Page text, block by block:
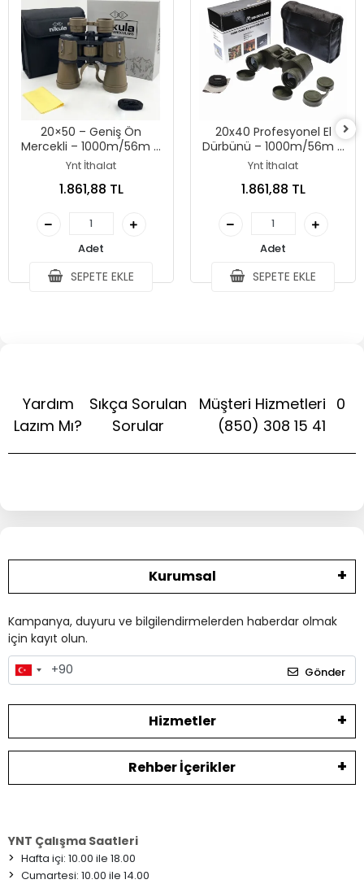
20×50 – Geniş Ön
Mercekli – 1000m/56m El
Dürbünü – Çöl Rengi
Ynt İthalat
1.861,88 TL
Adet
SEPETE EKLE
20x40 Profesyonel El
Dürbünü – 1000m/56m –
Yeşil
Ynt İthalat
1.861,88 TL
Adet
SEPETE EKLE
Yardım
Lazım Mı?
Sıkça Sorulan
Sorular
Müşteri Hizmetleri 0
(850) 308 15 41
Kurumsal
Kampanya, duyuru ve bilgilendirmelerden haberdar olmak
için kayıt olun.
Gönder
Hizmetler
Rehber İçerikler
YNT Çalışma Saatleri
> Hafta içi: 10.00 ile 18.00
> Cumartesi: 10.00 ile 14.00